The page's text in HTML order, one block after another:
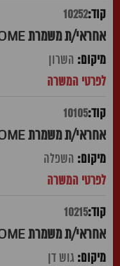
10252
אחראי/ת משמרת FOX HOME גלילות
השרון
10105
אחראי/ת משמרת FOX HOME קניון הזהב -ראשון לציון
השפלה
10215
אחראי/ת משמרת FOX HOME קרית אונו
גוש דן